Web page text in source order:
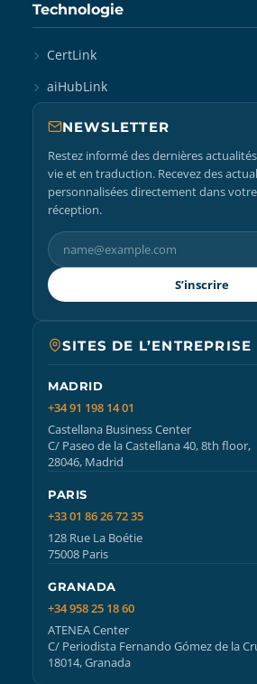
Technologie
CertLink
aiHubLink
NEWSLETTER
Restez informé des dernières
vie et en traduction. Recevez des
personnalisées directement dans
réception.
S’inscrire
SITES DE L’ENTREPRISE
MADRID
+34 91 198 14 01
Castellana Business Center
C/ Paseo de la Castellana 40, 8th floor,
28046, Madrid
PARIS
+33 01 86 26 72 35
128 Rue La Boétie
75008 Paris
GRANADA
+34 958 25 18 60
ATENEA Center
C/ Periodista Fernando Gómez de la
18014, Granada